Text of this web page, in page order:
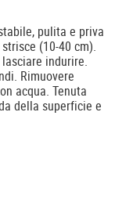
pulita e priva
(10-40 cm).
indurire.
Rimuovere
acqua. Tenuta
della superficie e